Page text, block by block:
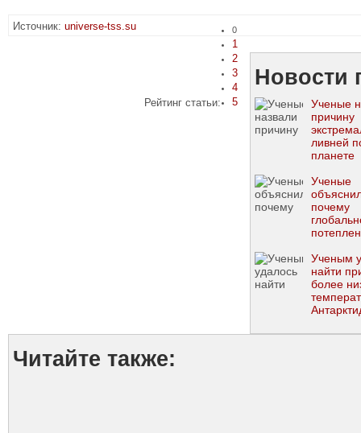
Источник: universe-tss.su
Рейтинг статьи:
0
1
2
3
4
5
Новости
Ученые
причину
ливней
планете
Ученые
почему
Ученым
найти
более
Арктикой
Читайте также: